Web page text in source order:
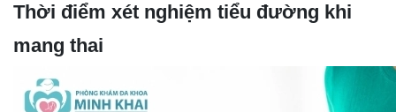
Thời điểm xét nghiệm tiểu đường khi
mang thai